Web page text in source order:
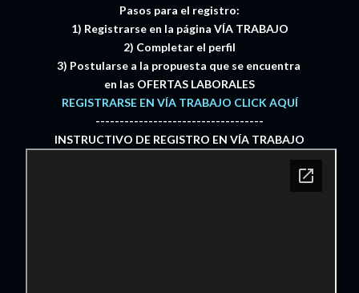
Pasos para el registro:
1) Registrarse en la página VÍA TRABAJO
2) Completar el perfil
3) Postularse a la propuesta que se encuentra
en las OFERTAS LABORALES
REGISTRARSE EN VÍA TRABAJO CLICK AQUÍ
-----------------------------------
INSTRUCTIVO DE REGISTRO EN VÍA TRABAJO